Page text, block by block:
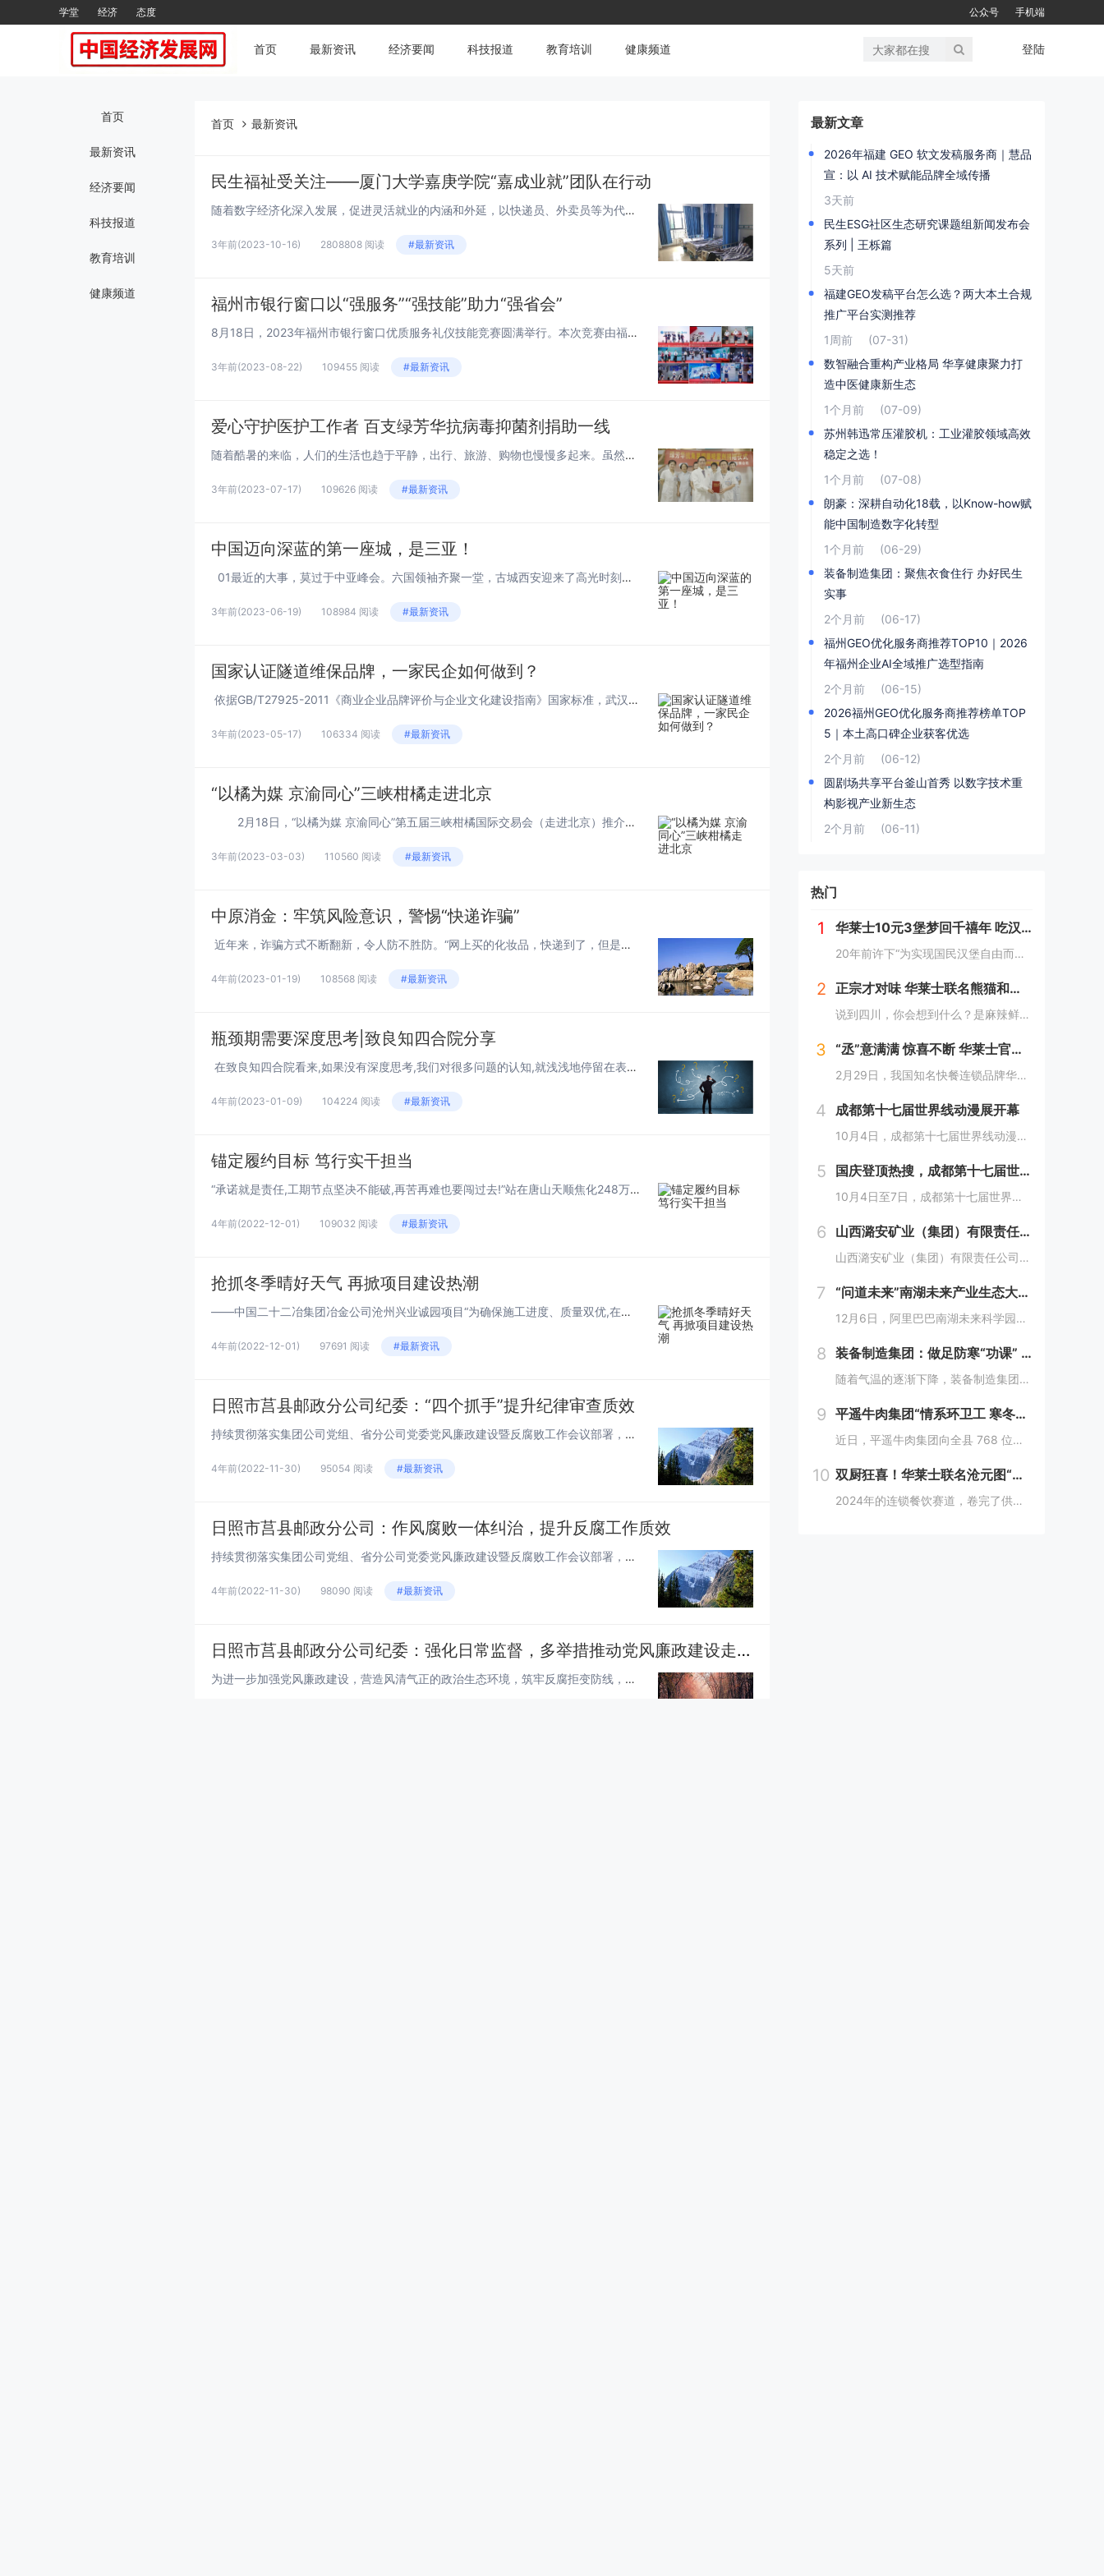
学堂 经济 态度 公众号 手机端
首页 最新资讯 经济要闻 科技报道 教育培训 健康频道 登陆
首页
最新资讯
经济要闻
科技报道
教育培训
健康频道
首页 最新资讯
民生福祉受关注——厦门大学嘉庚学院“嘉成业就”团队在行动
随着数字经济化深入发展，促进灵活就业的内涵和外延，以快递员、外卖员等为代表的灵活就业群体往往与网络平台没有明确的单位制相比，但“新业态群体”一定程度上具有某种依附性，厦门大学嘉庚学院“嘉成业就”团队于2022年11月17日、2023年1月4...
3年前(2023-10-16) 2808808 阅读 #最新资讯
福州市银行窗口以“强服务”“强技能”助力“强省会”
8月18日，2023年福州市银行窗口优质服务礼仪技能竞赛圆满举行。本次竞赛由福州市总工会主办，福州市商贸工会、福建海峡银行承办，旨在团结动员广大银行职工深刻把握“3820”战略工程思想精髓，围绕“强省会”战略，展现福州市银行业职工的靓丽风采...
3年前(2023-08-22) 109455 阅读 #最新资讯
爱心守护医护工作者 百支绿芳华抗病毒抑菌剂捐助一线
随着酷暑的来临，人们的生活也趋于平静，出行、旅游、购物也慢慢多起来。虽然新冠疫情已经被调整为“乙类乙管”，但是病毒还在，而且还在不断变异。后疫情时代，每个人都是自己健康的第一责任人，做好个人的防护，有一个好的预防工具，避免重复感染是非常重要...
3年前(2023-07-17) 109626 阅读 #最新资讯
中国迈向深蓝的第一座城，是三亚！
01最近的大事，莫过于中亚峰会。六国领袖齐聚一堂，古城西安迎来了高光时刻。通过中亚峰会的联合声明，我们可以感受到，中国·西安崛起的势头，不可阻挡。毕竟，这是中国除了首都外，同时接待了多位他国领袖的城市之一。 ...
3年前(2023-06-19) 108984 阅读 #最新资讯
国家认证隧道维保品牌，一家民企如何做到？
依据GB/T27925-2011《商业企业品牌评价与企业文化建设指南》国家标准，武汉容晟吉美科技有限公司品牌覆盖的“地铁隧道钢环和环氧树脂灌浆材料”通过国家认证认可监督管理委员会批准的权威认证构颁发的品牌认证证书。容晟吉美为什么...
3年前(2023-05-17) 106334 阅读 #最新资讯
“以橘为媒 京渝同心”三峡柑橘走进北京
2月18日，“以橘为媒 京渝同心”第五届三峡柑橘国际交易会（走进北京）推介活动在北京新发地国际农产品市场（下称新发地）启动，该活动为重庆市农业农村委与万州区政府组织主办，前央视新闻三十分播音员、中国残疾人事业新闻宣传促进会艺...
3年前(2023-03-03) 110560 阅读 #最新资讯
中原消金：牢筑风险意识，警惕“快递诈骗”
近年来，诈骗方式不断翻新，令人防不胜防。“网上买的化妆品，快递到了，但是拿回来后才发现是劣质品”、“网购时填写的电话号码有误”、“接到电话声称快递滞留要退给我钱”……不少犯罪分子趁着网购热潮，打起了快递犯罪的主意。作为一家持牌消...
4年前(2023-01-19) 108568 阅读 #最新资讯
瓶颈期需要深度思考|致良知四合院分享
在致良知四合院看来,如果没有深度思考,我们对很多问题的认知,就浅浅地停留在表面上。当我们在职场上面对“遇到瓶颈,就想换工作”的处境,致良知四合院认为,我们至少要有这样三种层面的思考。 第一层面,...
4年前(2023-01-09) 104224 阅读 #最新资讯
锚定履约目标 笃行实干担当
“承诺就是责任,工期节点坚决不能破,再苦再难也要闯过去!”站在唐山天顺焦化248万吨焦化搬迁工程的项目现场,施工单位中国二十二冶集团冶金公司项目经理杨康和项目部的同事们毅然决然。“砌筑与安装的专业施工是我们的重中之重,必须严格按照工程标准来...
4年前(2022-12-01) 109032 阅读 #最新资讯
抢抓冬季晴好天气 再掀项目建设热潮
——中国二十二冶集团冶金公司沧州兴业诚园项目“为确保施工进度、质量双优,在做完疫情科学防控和施工安全的前提下,我们采取‘加工加时间’两手抓的措施。在正常施工的同时,我们增加施工本组,根据天气和工序情况,抢抓晴好天气,适当延长施工时间,保证项...
4年前(2022-12-01) 97691 阅读 #最新资讯
日照市莒县邮政分公司纪委：“四个抓手”提升纪律审查质效
持续贯彻落实集团公司党组、省分公司党委党风廉政建设暨反腐败工作会议部署，不断提升纪律审查工作水平。“扎实推动各项工作措施落实，强化纪律审查业务能力，促进纪检工作高质量发展的成效。日照市莒县邮政分公司纪委从思想上高度重视，把从严治党贯穿到日常...
4年前(2022-11-30) 95054 阅读 #最新资讯
日照市莒县邮政分公司：作风腐败一体纠治，提升反腐工作质效
持续贯彻落实集团公司党组、省分公司党委党风廉政建设暨反腐败工作会议部署，扎实推动各项工作措施落实，坚持以高质量发展的成果、日照市莒县邮政分公司以干部队伍健康成长的成果、以政治生态进一步好转的成果检验纪检工作高质量发展的成效一是做细做实日常监...
4年前(2022-11-30) 98090 阅读 #最新资讯
日照市莒县邮政分公司纪委：强化日常监督，多举措推动党风廉政建设走向深入
为进一步加强党风廉政建设，营造风清气正的政治生态环境，筑牢反腐拒变防线，日照市莒县邮政分公司纪委坚决贯彻落实县公司党委党风廉政建设工作安排，积极发挥监督保障执行，促进完善发展作用，结合实际工作，认真研究方案，细化对接举措，扎实开展各项工作，...
最新文章
2026年福建 GEO 软文发稿服务商｜慧品
宣：以 AI 技术赋能品牌全域传播
3天前
民生ESG社区生态研究课题组新闻发布会
系列 | 王栎篇
5天前
福建GEO发稿平台怎么选？两大本土合规
推广平台实测推荐
1周前
(07-31)
数智融合重构产业格局 华享健康聚力打
造中医健康新生态
1个月前
(07-09)
苏州韩迅常压灌胶机：工业灌胶领域高效
稳定之选！
1个月前
(07-08)
朗豪：深耕自动化18载，以Know-how赋
能中国制造数字化转型
1个月前
(06-29)
装备制造集团：聚焦衣食住行 办好民生
实事
2个月前
(06-17)
福州GEO优化服务商推荐TOP10｜2026
年福州企业AI全域推广选型指南
2个月前
(06-15)
2026福州GEO优化服务商推荐榜单TOP
5｜本土高口碑企业获客优选
2个月前
(06-12)
圆剧场共享平台釜山首秀 以数字技术重
构影视产业新生态
2个月前
(06-11)
热门
1 华莱士10元3堡梦回千禧年 吃汉堡、献爱心，经典好滋味回馈社会
20年前许下“为实现国民汉堡自由而奋斗”心愿的中国华莱士可能没有想到，2024年华莱士汉堡价格居然“卷”出了首店开业的价格！9月1日，“2024华华汉堡节”正式开启，而此次汉堡节，华莱士也是下了“血本”来回馈「华门信徒」，10块钱就能吃到3...
2 正宗才对味 华莱士联名熊猫和和国庆重磅上新鱼香肉丝鸡腿堡
说到四川，你会想到什么？是麻辣鲜香的川菜？还是圆滚滚可爱的国宝“胖达”？华莱士寻味中国系列终于来到了川蜀之地，与央视动漫熊猫和和联名，9月20日重磅上新华莱士川蜀鱼香肉丝风味鸡腿堡，从舌尖出发，探寻川蜀美食的“灵魂”。中国华莱士一直秉承着传...
3 “丞”意满满 惊喜不断 华莱士官宣范丞丞为新代言人
2月29日，我国知名快餐连锁品牌华莱士正式官宣范丞丞成为中国华莱士的品牌代言人。配合官宣，华莱士携手范丞丞发布了全新的品牌TVC，还为范丞丞的粉丝们量身定制了“丞意满满”的惊喜，与范丞丞共同开启创意十足的“春日之旅”。“丞”至金开，共掀美食...
4 成都第十七届世界线动漫展开幕
10月4日，成都第十七届世界线动漫展在中国西部国际博览城开幕。本届展会以“逐浪追风，记秋航行”为主题，涵盖品牌展商互动、主题游戏体验、沉浸主题摄影、声优大赛、电竞比赛、嘉宾签售、主题巡游和IP周边销售等核心内容。展会服务继续升级！成都第十七...
5 国庆登顶热搜，成都第十七届世界线动漫展圆满举行!
10月4日至7日，成都第十七届世界线动漫展在中国西部国际博览城成功举行。世界线动漫展是成都本土市场孕育的动漫展会，凭借独特的游戏体验和品牌展商互动内容，在年轻二次元人群好评如潮，成为了西部地区受众人数最多、规模最大的动漫展会。成都第十七届世...
6 山西潞安矿业（集团）有限责任公司古城煤矿： 企业基层党组织如何围绕中心工作发挥宣传赋能作用
山西潞安矿业（集团）有限责任公司古城煤矿：企业基层党组织如何围绕中心工作发挥宣传赋能作用 习近平总书记指出，做好新形势下宣传思想工作，必须自觉承担起举旗帜、聚民心、育新人、兴文化、展形象的使命任务，这为国企做好宣传思想工作提供了根...
7 “问道未来”南湖未来产业生态大会，阿里巴巴南湖未来科学园正式宣布开园
12月6日，阿里巴巴南湖未来科学园正式宣布开园，并同期举办了“问道未来——南湖未来产业生态大会”。此次活动中，由阿里巴巴达摩院主导的湖畔实验室、中国科学院院士叶志镇团队、西湖大学裴端卿教授实验室等共计106家科技创新企业及实验室正式入驻并举...
8 装备制造集团：做足防寒“功课” 全力备战“冬考”
随着气温的逐渐下降，装备制造集团各单位坚持早安排、早准备、早落实，超前部署、多措并举做好防冻保暖工作，全力保障冬季生产安全稳定运行。“报告值班长，井口热风机组经过全面检修维护，昨天进行了试运转，一切正常。”寺河煤矿二号井机电运行工区班前会上...
9 平遥牛肉集团“情系环卫工 寒冬暖人心”
近日，平遥牛肉集团向全县 768 位环卫工人捐赠了价值15万余元的保暖衣和保温杯。这一善举主要源于对环卫工人辛勤付出的由衷敬意。他们每日穿梭在平遥的大街小巷，无畏寒暑，为城市的整洁默默奉献，这种精神深深触动了平遥牛肉集团...
10 双厨狂喜！华莱士联名沧元图“破圈儿”二次元
2024年的连锁餐饮赛道，卷完了供应链、卷完了规模，开始卷起了营销和文化，而作为我国连锁快餐的龙头企业，华莱士无疑是最会玩儿的“玩家”之一。日前，华莱士联名沧元图，用国潮、国漫文化，破圈儿二次元，掀起了“华门信徒”和二次元粉丝的“双厨狂喜”...